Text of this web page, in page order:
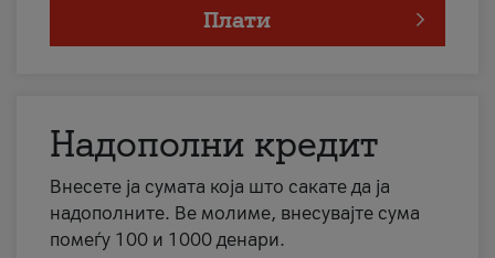
Плати
Надополни кредит
Внесете ја сумата која што сакате да ја
надополните. Ве молиме, внесувајте сума
помеѓу 100 и 1000 денари.